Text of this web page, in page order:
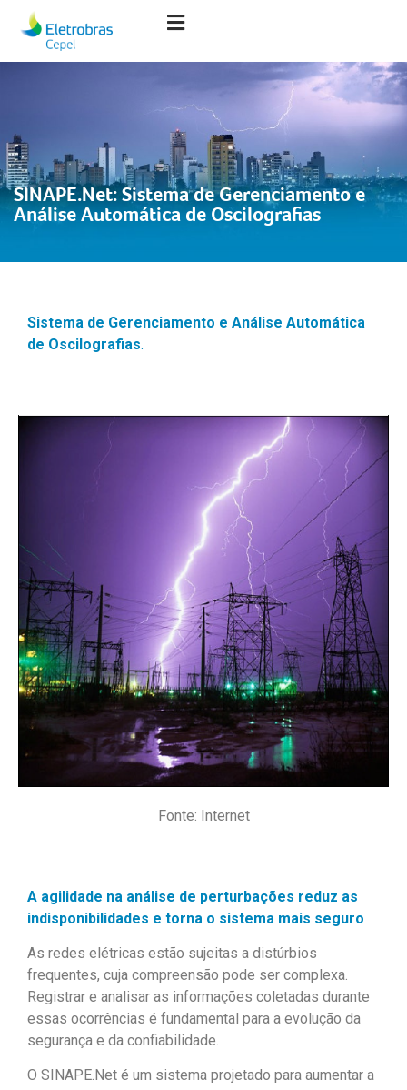
SINAPE.Net: Sistema de Gerenciamento e
Análise Automática de Oscilografias
Sistema de Gerenciamento e Análise Automática
de Oscilografias.
Fonte: Internet
A agilidade na análise de perturbações reduz as
indisponibilidades e torna o sistema mais seguro
As redes elétricas estão sujeitas a distúrbios
frequentes, cuja compreensão pode ser complexa.
Registrar e analisar as informações coletadas durante
essas ocorrências é fundamental para a evolução da
segurança e da confiabilidade.
O SINAPE.Net é um sistema projetado para aumentar a